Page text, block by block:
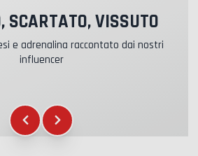
& RC
SCARTATO, VISSUTO
e adrenalina raccontato dai nostri
influencer